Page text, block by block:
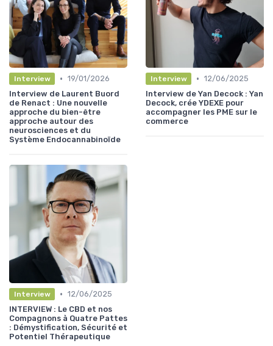
Interview • 19/01/2026
Interview de Laurent Buord
de Renact : Une nouvelle
approche du bien-être
approche autour des
neurosciences et du
Système Endocannabinoïde
Interview • 12/06/2025
Interview de Yan Decock : Yan
Decock, crée YDEXE pour
accompagner les PME sur le
commerce
Interview • 12/06/2025
INTERVIEW : Le CBD et nos
Compagnons à Quatre Pattes
: Démystification, Sécurité et
Potentiel Thérapeutique